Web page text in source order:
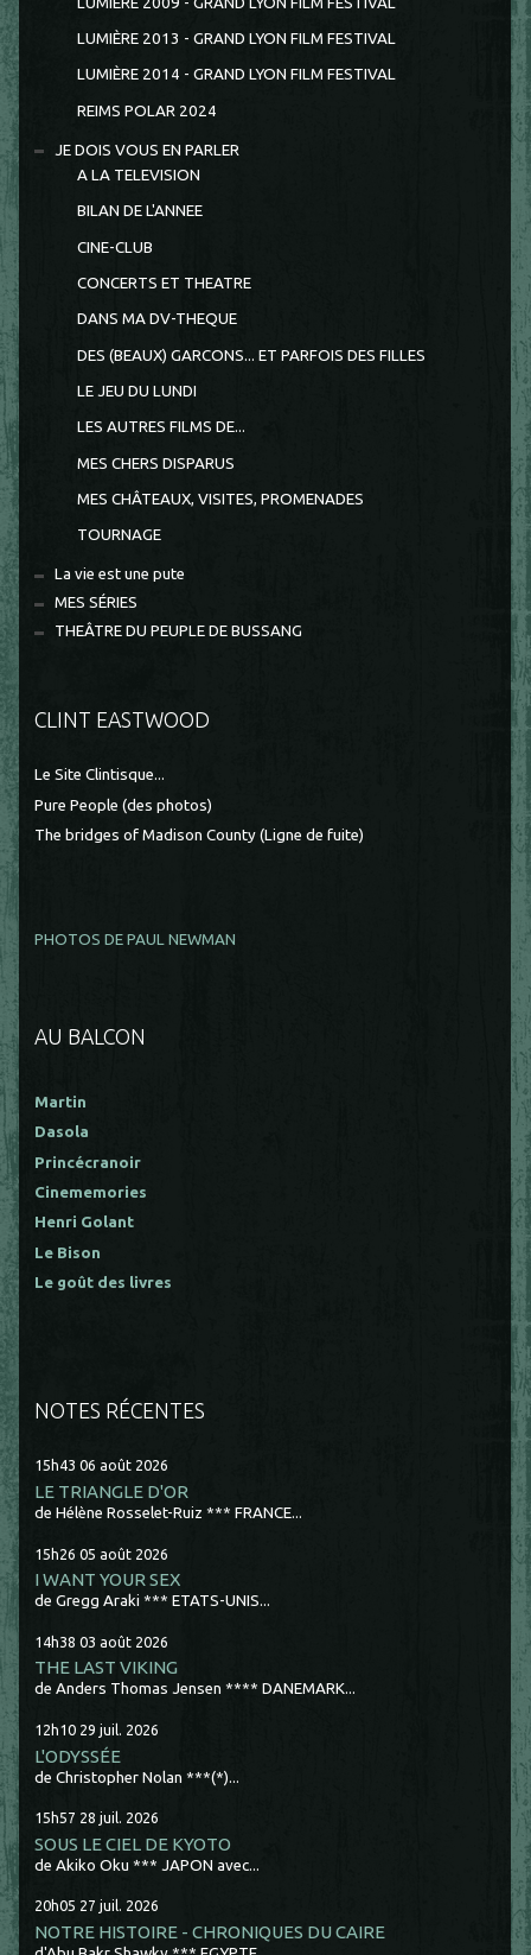
LUMIÈRE 2013 - GRAND LYON FILM FESTIVAL
LUMIÈRE 2014 - GRAND LYON FILM FESTIVAL
REIMS POLAR 2024
JE DOIS VOUS EN PARLER
A LA TELEVISION
BILAN DE L'ANNEE
CINE-CLUB
CONCERTS ET THEATRE
DANS MA DV-THEQUE
DES (BEAUX) GARCONS... ET PARFOIS DES FILLES
LE JEU DU LUNDI
LES AUTRES FILMS DE...
MES CHERS DISPARUS
MES CHÂTEAUX, VISITES, PROMENADES
TOURNAGE
La vie est une pute
MES SÉRIES
THEÂTRE DU PEUPLE DE BUSSANG
CLINT EASTWOOD
Le Site Clintisque...
Pure People (des photos)
The bridges of Madison County (Ligne de fuite)
PHOTOS DE PAUL NEWMAN
AU BALCON
Martin
Dasola
Princécranoir
Cinememories
Henri Golant
Le Bison
Le goût des livres
NOTES RÉCENTES
15h43 06 août 2026
LE TRIANGLE D'OR
de Hélène Rosselet-Ruiz *** FRANCE...
15h26 05 août 2026
I WANT YOUR SEX
de Gregg Araki *** ETATS-UNIS...
14h38 03 août 2026
THE LAST VIKING
de Anders Thomas Jensen **** DANEMARK...
12h10 29 juil. 2026
L'ODYSSÉE
de Christopher Nolan ***(*)...
15h57 28 juil. 2026
SOUS LE CIEL DE KYOTO
de Akiko Oku *** JAPON avec...
20h05 27 juil. 2026
NOTRE HISTOIRE - CHRONIQUES DU CAIRE